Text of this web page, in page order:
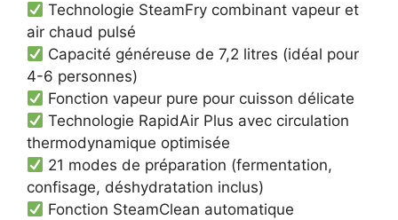
Technologie SteamFry combinant vapeur et
air chaud pulsé
Capacité généreuse de 7,2 litres (idéal pour
4-6 personnes)
Fonction vapeur pure pour cuisson délicate
Technologie RapidAir Plus avec circulation
thermodynamique optimisée
21 modes de préparation (fermentation,
confisage, déshydratation inclus)
Fonction SteamClean automatique